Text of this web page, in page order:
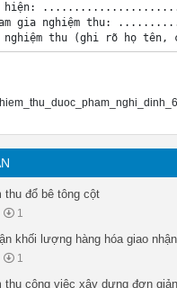
thực hiện:
tham gia nghiệm
nghiệm thu (ghi rõ họ tên,
pháp luật và người
hành nghiệm thu:
tháng năm
hạng mục dự án:
cứ để nghiệm thu:
hỗ trợ vốn.
tư.
thu nội bộ b) Nghiệm
Tổ chức, cá nhân đề
của các thành viên
thu đổ bê tông cột
1
khối lượng hàng hóa giao nhận
1
thu công việc xây dựng đơn giản